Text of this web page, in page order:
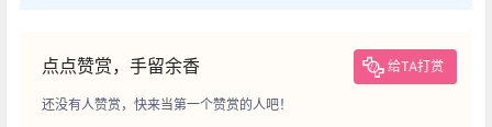
点点赞赏，手留余香 给TA打赏
还没有人赞赏，快来当第一个赞赏的人吧！